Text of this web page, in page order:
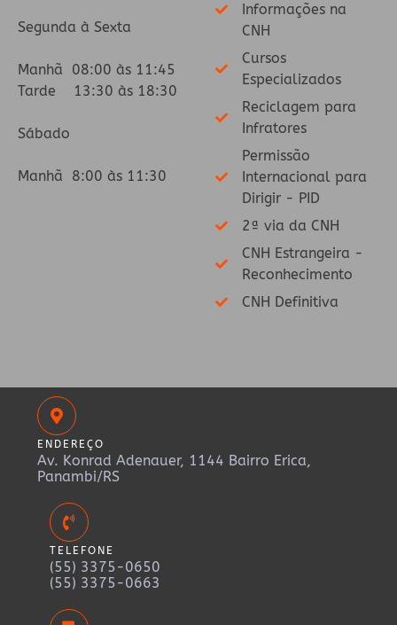
Segunda à Sexta
Manhã 08:00 às 11:45
Tarde 13:30 às 18:30
Sábado
Manhã 8:00 às 11:30
Informações na
CNH
Cursos
Especializados
Reciclagem para
Infratores
Permissão
Internacional para
Dirigir - PID
2ª via da CNH
CNH Estrangeira -
Reconhecimento
CNH Definitiva
ENDEREÇO
Av. Konrad Adenauer, 1144 Bairro Erica,
Panambi/RS
TELEFONE
(55) 3375-0650
(55) 3375-0663